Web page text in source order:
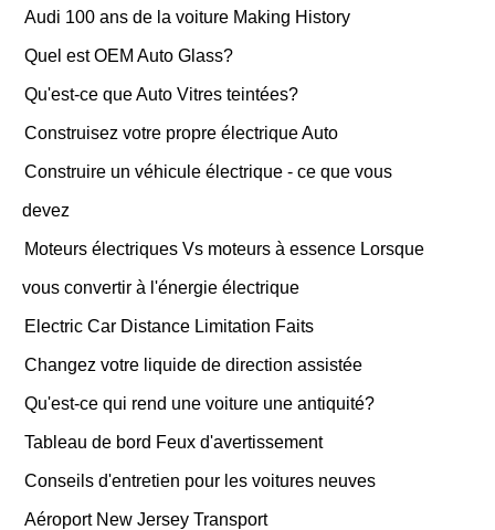
Audi 100 ans de la voiture Making History
Quel est OEM Auto Glass?
Qu'est-ce que Auto Vitres teintées?
Construisez votre propre électrique Auto
Construire un véhicule électrique - ce que vous
devez
Moteurs électriques Vs moteurs à essence Lorsque
vous convertir à l'énergie électrique
Electric Car Distance Limitation Faits
Changez votre liquide de direction assistée
Qu'est-ce qui rend une voiture une antiquité?
Tableau de bord Feux d'avertissement
Conseils d'entretien pour les voitures neuves
Aéroport New Jersey Transport